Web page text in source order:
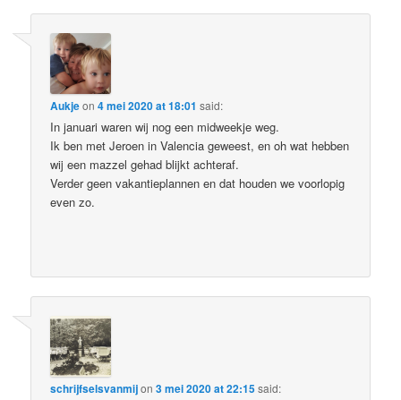
Aukjeon4 mei 2020 at 18:01 said:
In januari waren wij nog een midweekje weg.
Ik ben met Jeroen in Valencia geweest, en oh wat hebben
wij een mazzel gehad blijkt achteraf.
Verder geen vakantieplannen en dat houden we voorlopig
even zo.
schrijfselsvanmijon3 mei 2020 at 22:15said: